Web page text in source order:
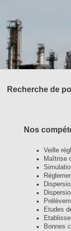
Recherche de
Nos
Veille
Maîtrise
Etudes
Bonnes